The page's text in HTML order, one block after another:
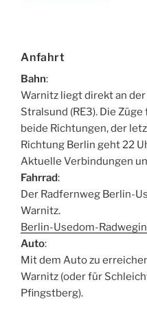
Anfahrt
Bahn:
Warnitz liegt direkt an
Stralsund (RE3). Die
beide Richtungen, der
Richtung Berlin geht 22
Aktuelle Verbindungen
Fahrrad:
Der Radfernweg Berlin-
Warnitz.
Berlin-Usedom-
Auto:
Mit dem Auto zu
Warnitz (oder für
Pfingstberg).